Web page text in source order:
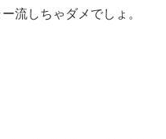
流しちゃダメでしょ。